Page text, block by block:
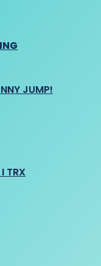
JUMP!
TRX